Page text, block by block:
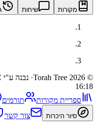
שיחות גרסאות
· נבנה ע"י Turn Byte LLC
מקורות תורמים אודות
היכרות צור קשר פרטיות